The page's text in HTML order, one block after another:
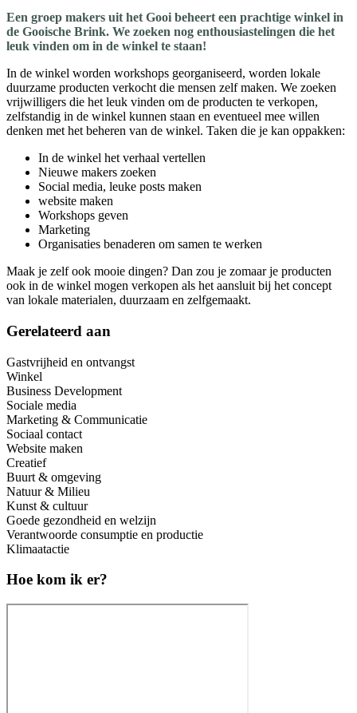
Een groep makers uit het Gooi beheert een prachtige winkel in
de Gooische Brink. We zoeken nog enthousiastelingen die het
leuk vinden om in de winkel te staan!
In de winkel worden workshops georganiseerd, worden lokale
duurzame producten verkocht die mensen zelf maken. We zoeken
vrijwilligers die het leuk vinden om de producten te verkopen,
zelfstandig in de winkel kunnen staan en eventueel mee willen
denken met het beheren van de winkel. Taken die je kan oppakken:
In de winkel het verhaal vertellen
Nieuwe makers zoeken
Social media, leuke posts maken
website maken
Workshops geven
Marketing
Organisaties benaderen om samen te werken
Maak je zelf ook mooie dingen? Dan zou je zomaar je producten
ook in de winkel mogen verkopen als het aansluit bij het concept
van lokale materialen, duurzaam en zelfgemaakt.
Gerelateerd aan
Gastvrijheid en ontvangst
Winkel
Business Development
Sociale media
Marketing & Communicatie
Sociaal contact
Website maken
Creatief
Buurt & omgeving
Natuur & Milieu
Kunst & cultuur
Goede gezondheid en welzijn
Verantwoorde consumptie en productie
Klimaatactie
Hoe kom ik er?